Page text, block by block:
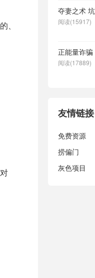
、
夺妻之术
阅读(15917)
正能量诈骗
阅读(17889)
友情链接
免费资源
捞偏门
灰色项目